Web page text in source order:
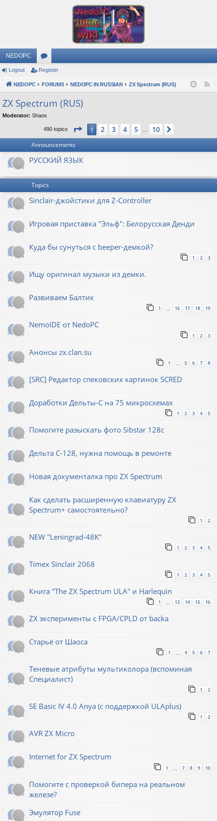
NEDOPC
or
u
s
Logout Register
NEDOPC FORUMS NEDOPC IN RUSSIAN ZX Spectrum (RUS)
ZX Spectrum (RUS)
Moderator: Shaos
490 topics Page 1of10
1 2 3 4 5 10
Announcements
РУССКИЙ ЯЗЫК
Topics
Sinclair-джойстики для Z-Controller
Игровая приставка "Эльф": Белорусская Денди
Куда бы сунуться с beeper-демкой?
1 2 3
Ищу оригинал музыки из демки.
Развиваем Балтик
1 … 16 17 18 19
NemoIDE от NedoPC
1 2 3
Анонсы zx.clan.su
1 5 6 7 8
[SRC] Редактор спековских картинок SCRED
Доработки Дельты-С на 75 микросхемах
1 2 3 4 5
Помогите разыскать фото Sibstar 128с
Дельта С-128, нужна помощь в ремонте
Новая документалка про ZX Spectrum
Как сделать расширенную клавиатуру ZX
Spectrum+ самостоятельно?
1 2
NEW "Leningrad-48K"
1 2 3 4 5
Timex Sinclair 2068
1 2 3 4 5
Книга "The ZX Spectrum ULA" и Harlequin
1 … 13 14 15 16
ZX эксперименты с FPGA/CPLD от backa
Старьё от Шаоса
1 … 4 5 6 7
Теневые атрибуты мультиколора (вспоминая
Специалист)
1 2
SE Basic IV 4.0 Anya (с поддержкой ULAplus)
1 2
AVR ZX Micro
Internet for ZX Spectrum
1 7 8 9 10
Помогите с проверкой бипера на реальном
железе?
Эмулятор Fuse